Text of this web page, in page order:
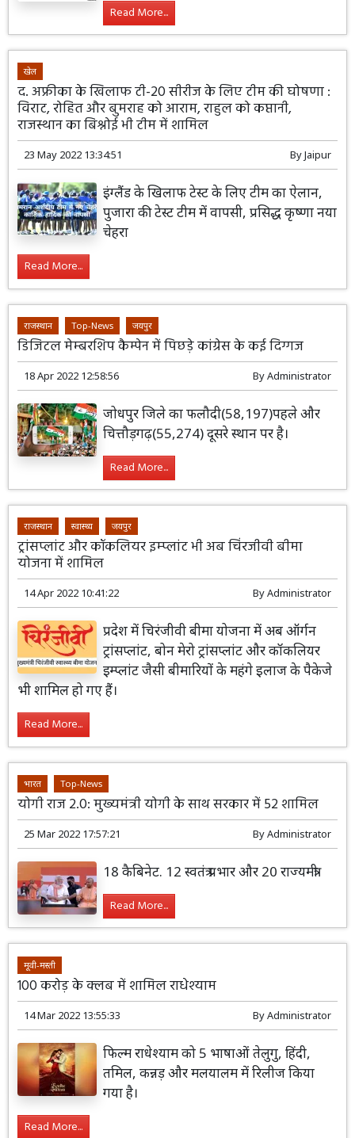
Read More...
खेल
द. अफ्रीका के खिलाफ टी-20 सीरीज के लिए टीम की घोषणा :
विराट, रोहित और बुमराह को आराम, राहुल को कप्तानी,
राजस्थान का बिश्नोई भी टीम में शामिल
23 May 2022 13:34:51 ByJaipur
इंग्लैंड के खिलाफ टेस्ट के लिए टीम का ऐलान,
पुजारा की टेस्ट टीम में वापसी, प्रसिद्ध कृष्णा नया
चेहरा
Read More...
राजस्थान Top-News जयपुर
डिजिटल मेम्बरशिप कैम्पेन में पिछड़े कांग्रेस के कई दिग्गज
18 Apr 2022 12:58:56 ByAdministrator
जोधपुर जिले का फलौदी(58,197)पहले और
चित्तौड़गढ़(55,274) दूसरे स्थान पर है।
Read More...
राजस्थान स्वास्थ्य जयपुर
ट्रांसप्लांट और कॉकलियर इम्प्लांट भी अब चिंरजीवी बीमा
योजना में शामिल
14 Apr 2022 10:41:22 ByAdministrator
प्रदेश में चिरंजीवी बीमा योजना में अब ऑर्गन
ट्रांसप्लांट, बोन मेरो ट्रांसप्लांट और कॉकलियर
इम्प्लांट जैसी बीमारियों के महंगे इलाज के पैकेजे
भी शामिल हो गए हैं।
Read More...
भारत Top-News
योगी राज 2.0: मुख्यमंत्री योगी के साथ सरकार में 52 शामिल
25 Mar 2022 17:57:21 ByAdministrator
18 कैबिनेट. 12 स्वतंत्र प्रभार और 20 राज्यमंत्री
Read More...
मूवी-मस्ती
100 करोड़ के क्लब में शामिल राधेश्याम
14 Mar 2022 13:55:33 ByAdministrator
फिल्म राधेश्याम को 5 भाषाओं तेलुगु, हिंदी,
तमिल, कन्नड़ और मलयालम में रिलीज किया
गया है।
Read More...